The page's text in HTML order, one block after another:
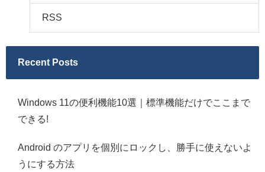
RSS
Recent Posts
Windows 11の便利機能10選｜標準機能だけでここまで
できる!
Android のアプリを個別にロックし、勝手に使えないよ
うにする方法